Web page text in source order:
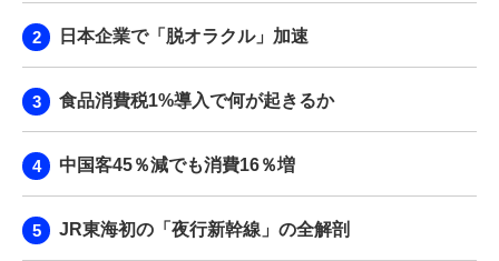
日本企業で「脱オラクル」加速
食品消費税1%導入で何が起きるか
中国客45％減でも消費16％増
JR東海初の「夜行新幹線」の全解剖